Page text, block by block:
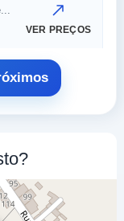
VER PREÇOS